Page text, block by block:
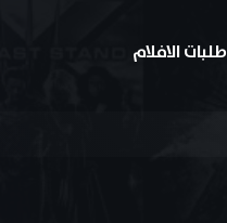
طلبات الافلام